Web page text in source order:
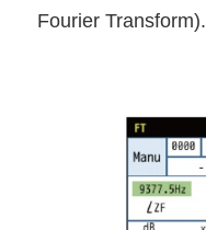
Fourier Transform).